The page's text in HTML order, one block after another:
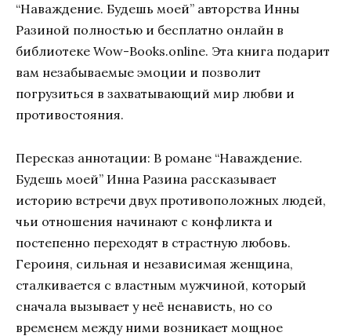
“Наваждение. Будешь моей” авторства Инны
Разиной полностью и бесплатно онлайн в
библиотеке Wow-Books.online. Эта книга подарит
вам незабываемые эмоции и позволит
погрузиться в захватывающий мир любви и
противостояния.
Пересказ аннотации: В романе “Наваждение.
Будешь моей” Инна Разина рассказывает
историю встречи двух противоположных людей,
чьи отношения начинают с конфликта и
постепенно переходят в страстную любовь.
Героиня, сильная и независимая женщина,
сталкивается с властным мужчиной, который
сначала вызывает у неё ненависть, но со
временем между ними возникает мощное